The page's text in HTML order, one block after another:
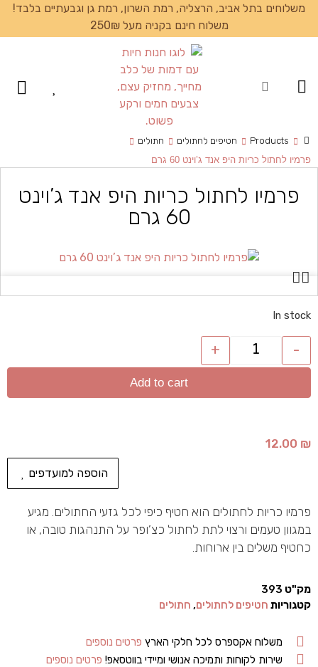
משלוחים בתל אביב, הרצליה, רמת השרון, רמת גן וגבעתיים בלבד!
משלוח חינם בקניה מעל 250₪
Products חטיפים לחתולים
חתולים
פרמיו לחתול כריות היפ אנד ג’וינט 60 גרם
פרמיו לחתול כריות היפ אנד ג’וינט
60 גרם
In stock
-
+
Add to cart
12.00 ₪
הוספה למועדפים
פרמיו כריות לחתולים הוא חטיף כיפי לכל גזעי החתולים. מגיע
במגוון טעמים ורצוי לתת לחתול כצ’ופר על התנהגות טובה, או
כחטיף משלים בין ארוחות.
מק"ט 393
קטגוריות חטיפים לחתולים, חתולים
משלוח אקספרס לכל חלקי הארץ פרטים נוספים
שירות לקוחות ותמיכה אנושי ומיידי בווטסאפ! פרטים נוספים